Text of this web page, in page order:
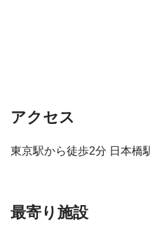
アクセス
東京駅から徒歩2分 日本橋
最寄り施設